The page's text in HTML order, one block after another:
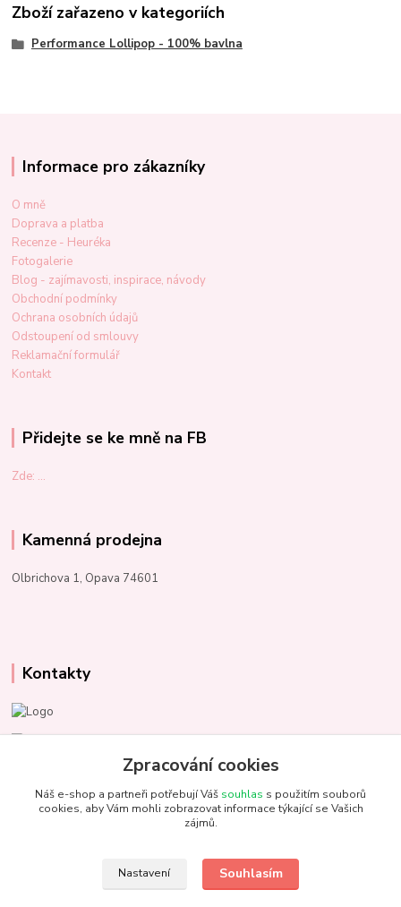
Zboží zařazeno v kategoriích
Performance Lollipop - 100% bavlna
Informace pro zákazníky
O mně
Doprava a platba
Recenze - Heuréka
Fotogalerie
Blog - zajímavosti, inspirace, návody
Obchodní podmínky
Ochrana osobních údajů
Odstoupení od smlouvy
Reklamační formulář
Kontakt
Přidejte se ke mně na FB
Zde: ...
Kamenná prodejna
Olbrichova 1, Opava 74601
Kontakty
+420 731 153 484
info@unezbednychklubicek.cz
Zpracování cookies
Náš e-shop a partneři potřebují Váš souhlas s použitím souborů
cookies, aby Vám mohli zobrazovat informace týkající se Vašich
zájmů.
Nastavení Souhlasím